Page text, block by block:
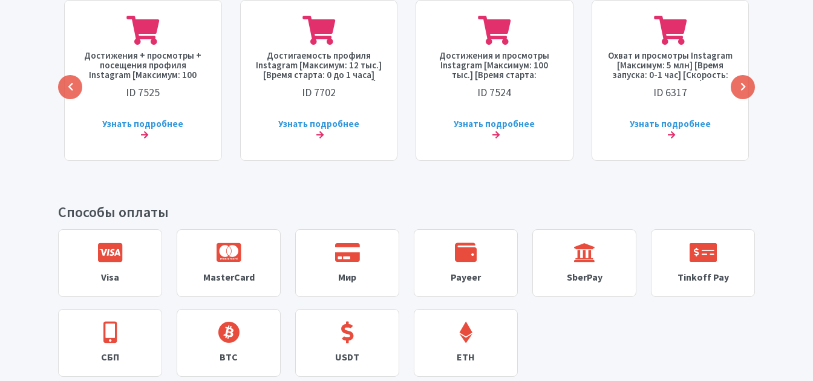
Достижения + просмотры +
посещения профиля
Instagram [Максимум: 100
тыс.] [Время старта:
МГНОВЕННО] [Скорость: 100
ID 7525
Узнать подробнее
Достигаемость профиля
Instagram [Максимум: 12 тыс.]
[Время старта: 0 до 1 часа]
[Скорость: 12 тыс./день] ⛔️💧
ID 7702
Узнать подробнее
Достижения и просмотры
Instagram [Максимум: 100
тыс.] [Время старта:
МГНОВЕННО] [Скорость: 100
тыс./час]
ID 7524
Узнать подробнее
Охват и просмотры Instagram
[Максимум: 5 млн] [Время
запуска: 0-1 час] [Скорость:
МГНОВЕННАЯ] 💧
ID 6317
Узнать подробнее
Способы оплаты
Visa MasterCard Мир Payeer SberPay Tinkoff Pay
СБП BTC USDT ETH